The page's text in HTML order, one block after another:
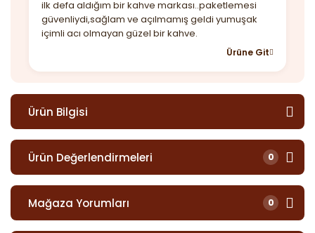
ilk defa aldığım bir kahve markası..paketlemesi
güvenliydi,sağlam ve açılmamış geldi yumuşak
içimli acı olmayan güzel bir kahve.
Ürüne Git
Ürün Bilgisi
Ürün Değerlendirmeleri 0
Mağaza Yorumları 0